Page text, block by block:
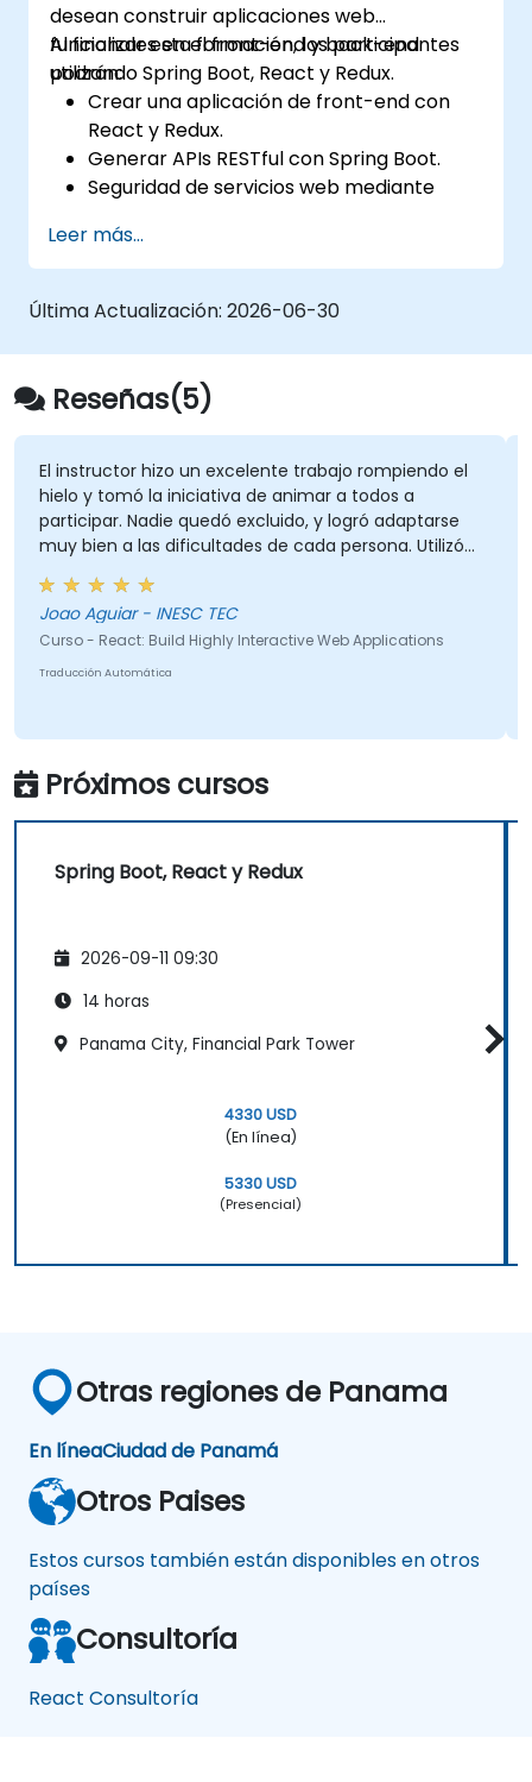
desean construir aplicaciones web
funcionales en el front-end y back-end
utilizando Spring Boot, React y Redux.
Al finalizar esta formación, los participantes
podrán:
Crear una aplicación de front-end con
React y Redux.
Generar APIs RESTful con Spring Boot.
Seguridad de servicios web mediante
Leer más...
Última Actualización: 2026-06-30
Reseñas(5)
El instructor hizo un excelente trabajo rompiendo el
hielo y tomó la iniciativa de animar a todos a
participar. Nadie quedó excluido, y logró adaptarse
muy bien a las dificultades de cada persona. Utilizó
eficazmente los desafíos y preguntas planteados
por los participantes para proporcionar explicaciones
más claras al público en general.
Joao Aguiar - INESC TEC
Curso - React: Build Highly Interactive Web Applications
Traducción Automática
Próximos cursos
Spring Boot, React y Redux
2026-09-11 09:30
14 horas
Panama City, Financial Park Tower
4330 USD
(En línea)
5330 USD
(Presencial)
Otras regiones de Panama
En líneaCiudad de Panamá
Otros Paises
Estos cursos también están disponibles en otros
países
Consultoría
React Consultoría